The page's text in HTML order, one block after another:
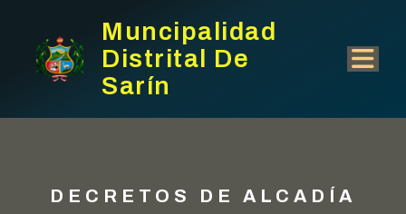
Muncipalidad
Distrital De
Sarín
DECRETOS DE ALCADÍA